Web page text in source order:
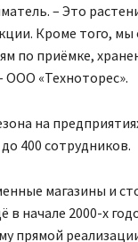
– Это
Кроме того, мы
по приёмке,
«Техноторес».
на
400 сотрудников.
магазины и
в начале 2000-х
прямой